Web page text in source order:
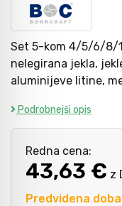
Set 5-kom 4/5/6/8/
nelegirana jekla,
aluminijeve litine,
Podrobnejši opis
Predvidena
Redna cena:
43,63 € z
Kladiva
Škarje,
Mazanje